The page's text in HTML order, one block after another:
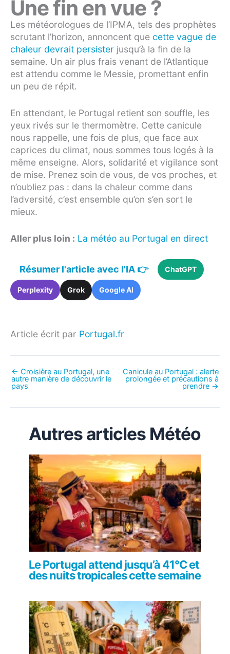
Une fin en vue ?
Les météorologues de l’IPMA, tels des prophètes
scrutant l’horizon, annoncent que cette vague de
chaleur devrait persister jusqu’à la fin de la
semaine. Un air plus frais venant de l’Atlantique
est attendu comme le Messie, promettant enfin
un peu de répit.
En attendant, le Portugal retient son souffle, les
yeux rivés sur le thermomètre. Cette canicule
nous rappelle, une fois de plus, que face aux
caprices du climat, nous sommes tous logés à la
même enseigne. Alors, solidarité et vigilance sont
de mise. Prenez soin de vous, de vos proches, et
n’oubliez pas : dans la chaleur comme dans
l’adversité, c’est ensemble qu’on s’en sort le
mieux.
Aller plus loin : La météo au Portugal en direct
Résumer l'article avec l'IA 👉 ChatGPT
Perplexity Grok Google AI
Article écrit par Portugal.fr
← Croisière au Portugal, une
autre manière de découvrir le
pays
Canicule au Portugal : alerte
prolongée et précautions à
prendre →
Autres articles Météo
Le Portugal attend jusqu’à 41°C et
des nuits tropicales cette semaine